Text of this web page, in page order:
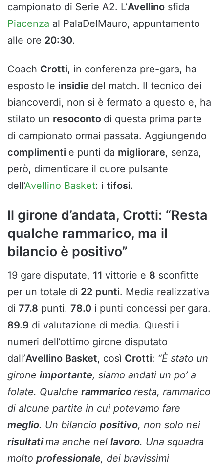
campionato di Serie A2. L’Avellino sfida
Piacenza al PalaDelMauro, appuntamento
alle ore 20:30.
Coach Crotti, in conferenza pre-gara, ha
esposto le insidie del match. Il tecnico dei
biancoverdi, non si è fermato a questo e, ha
stilato un resoconto di questa prima parte
di campionato ormai passata. Aggiungendo
complimenti e punti da migliorare, senza,
però, dimenticare il cuore pulsante
dell’Avellino Basket: i tifosi.
Il girone d’andata, Crotti: “Resta
qualche rammarico, ma il
bilancio è positivo”
19 gare disputate, 11 vittorie e 8 sconfitte
per un totale di 22 punti. Media realizzativa
di 77.8 punti. 78.0 i punti concessi per gara.
89.9 di valutazione di media. Questi i
numeri dell’ottimo girone disputato
dall’Avellino Basket, così Crotti: “È stato un
girone importante, siamo andati un po’ a
folate. Qualche rammarico resta, rammarico
di alcune partite in cui potevamo fare
meglio. Un bilancio positivo, non solo nei
risultatima anche nel lavoro. Una squadra
molto professionale, dei bravissimi